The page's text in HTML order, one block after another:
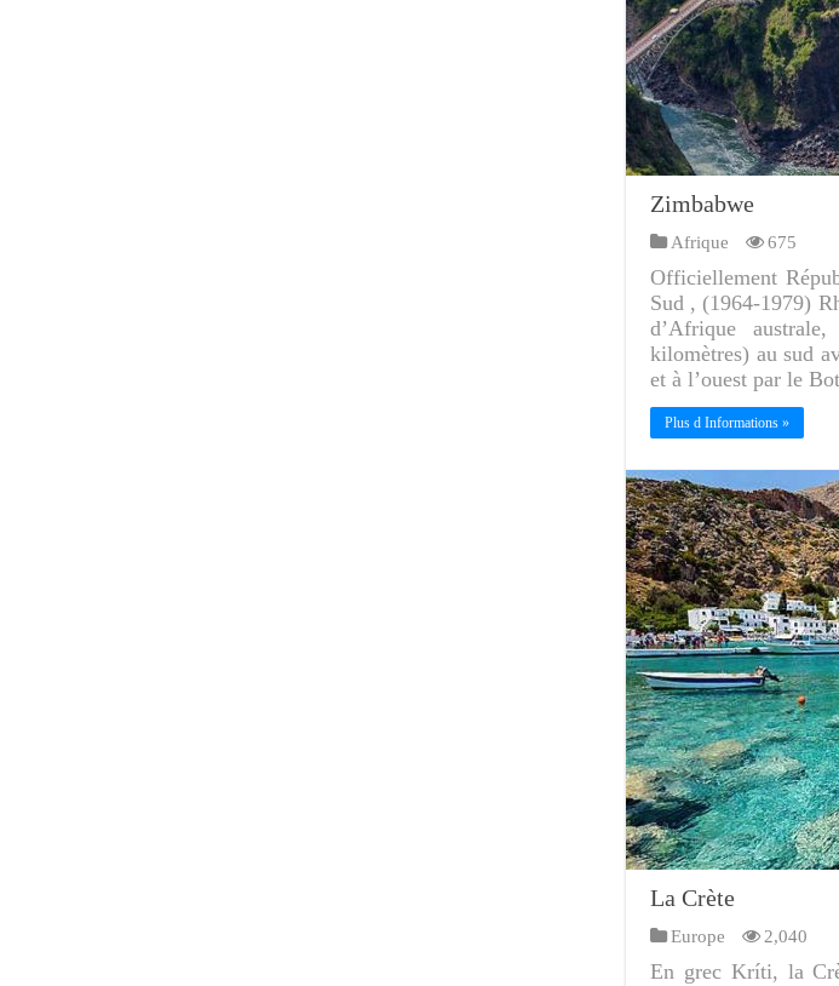
Zimbabwe
Afrique 675
Officiellement
Sud , (1964-1979)
d’Afrique
kilomètres) au sud
et à l’ouest par le
Plus d Informations »
La Crète
Europe 2,040
En grec Kríti, la